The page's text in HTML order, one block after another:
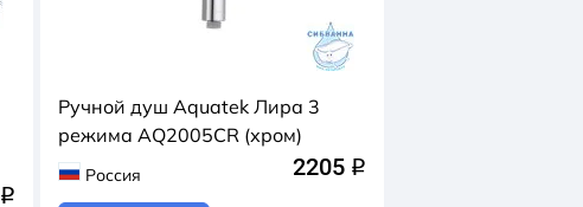
q
Ручной душ Aquatek Лира 3
режима AQ2005CR (хром)
Россия 2205 q